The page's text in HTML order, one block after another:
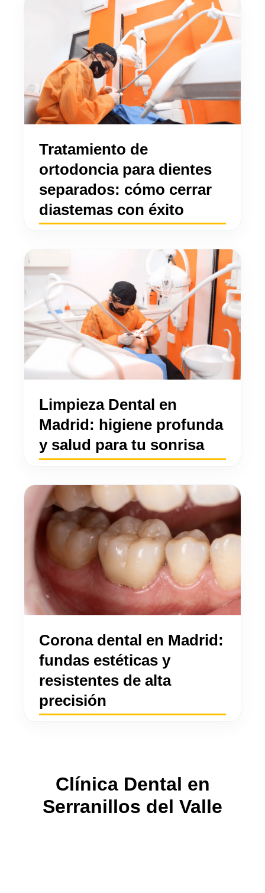
Tratamiento de
ortodoncia para dientes
separados: cómo cerrar
diastemas con éxito
Limpieza Dental en
Madrid: higiene profunda
y salud para tu sonrisa
Corona dental en Madrid:
fundas estéticas y
resistentes de alta
precisión
Clínica Dental en
Serranillos del Valle